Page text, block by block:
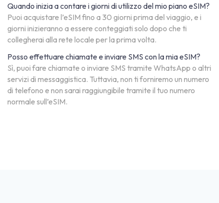
Quando inizia a contare i giorni di utilizzo del mio piano eSIM?
Puoi acquistare l’eSIM fino a 30 giorni prima del viaggio, e i
giorni inizieranno a essere conteggiati solo dopo che ti
collegherai alla rete locale per la prima volta.
Posso effettuare chiamate e inviare SMS con la mia eSIM?
Sì, puoi fare chiamate o inviare SMS tramite WhatsApp o altri
servizi di messaggistica. Tuttavia, non ti forniremo un numero
di telefono e non sarai raggiungibile tramite il tuo numero
normale sull’eSIM.